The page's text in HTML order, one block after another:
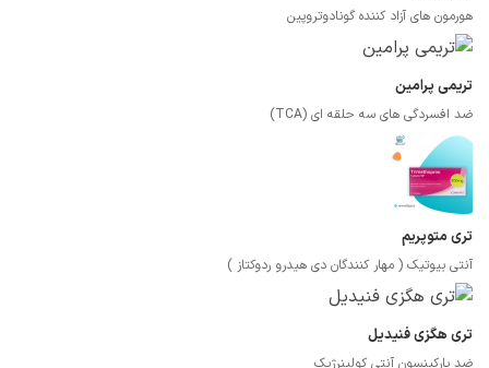
هورمون های آزاد کننده گونادوتروپین
تریمی پرامین
ضد افسردگی های سه حلقه ای (TCA)
تری متوپریم
آنتی بیوتیک ( مهار کنندگان دی هیدرو ردوکتاز )
تری هگزی فنیدیل
ضد پارکینسون آنتی کولینرژیک